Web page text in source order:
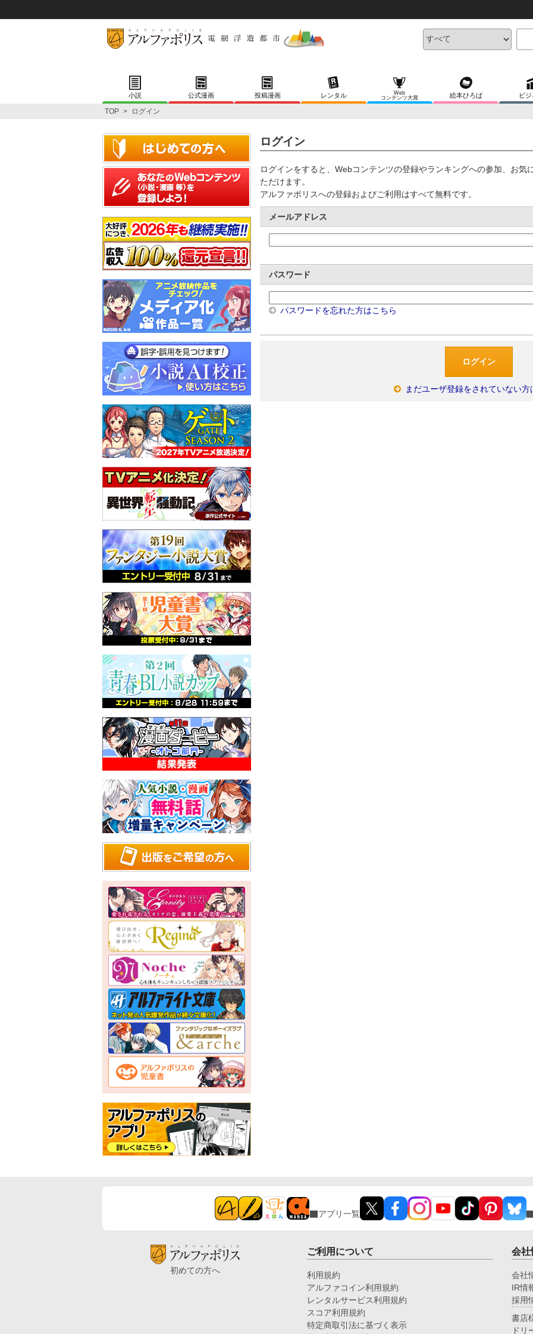
小説 公式漫画 投稿漫画 レンタル
Web
コンテンツ大賞
絵本ひろば ビ
TOP > ログイン
ログイン
ログインをすると、Webコンテンツの登録やランキングへの参加、お気
ただけます。
アルファポリスへの登録およびご利用はすべて無料です。
メールアドレス
パスワード
パスワードを忘れた方はこちら
まだユーザ登録をされていない方
アプリ一覧
初めての方へ
ご利用について
利用規約
アルファコイン利用規約
レンタルサービス利用規約
スコア利用規約
特定商取引法に基づく表示
会社
会社
IR情
採用
書店
ドリ